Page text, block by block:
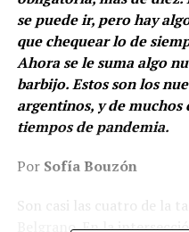
se puede ir, pero hay
que chequear lo de
Ahora se le suma algo
barbijo. Estos son los
argentinos, y de
tiempos de pandemia.
Por Sofía Bouzón
Son casi las cuatro de la
Belgrano. En la